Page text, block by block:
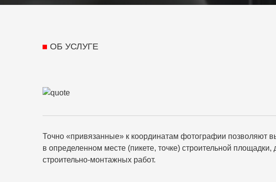
ОБ УСЛУГЕ
Точно «привязанные» к координатам фотографии позволяют
в определенном месте (пикете, точке) строительной
строительно-монтажных работ.